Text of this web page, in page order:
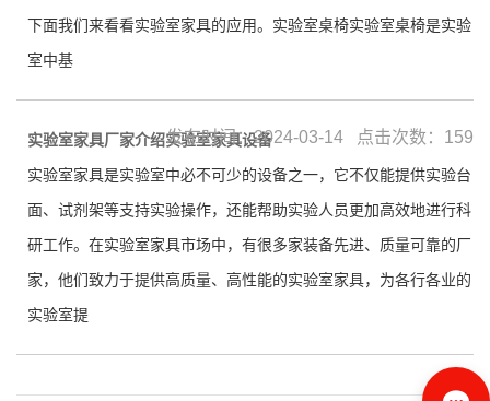
下面我们来看看实验室家具的应用。实验室桌椅实验室桌椅是实验
室中基
实验室家具厂家介绍实验室家具设备
实验室家具是实验室中必不可少的设备之一，它不仅能提供实验台
面、试剂架等支持实验操作，还能帮助实验人员更加高效地进行科
研工作。在实验室家具市场中，有很多家装备先进、质量可靠的厂
家，他们致力于提供高质量、高性能的实验室家具，为各行各业的
实验室提
发布时间：2024-03-14 点击次数：159